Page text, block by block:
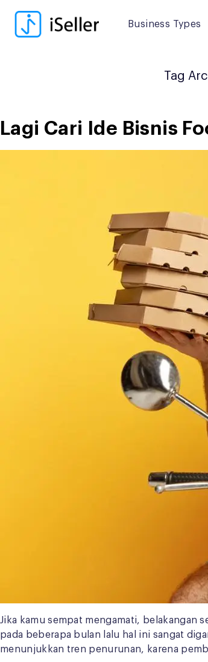
Business Types
content
Tag
Lagi Cari Ide Bisnis
Jika kamu sempat mengamati, belakangan
pada beberapa bulan lalu hal ini sangat
menunjukkan tren penurunan, karena